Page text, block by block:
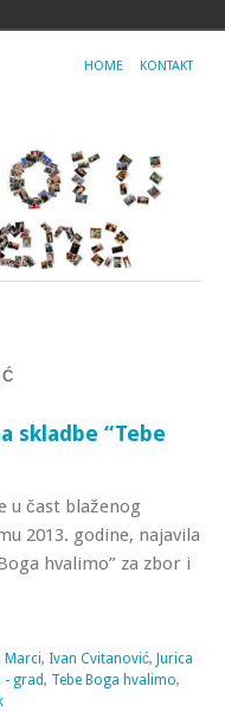
HOME KONTAKT
skladbe “Tebe
u čast blaženog
2013. godine, najavila
hvalimo” za zbor i
Marci, Ivan Cvitanović, Jurica
- grad, Tebe Boga hvalimo,